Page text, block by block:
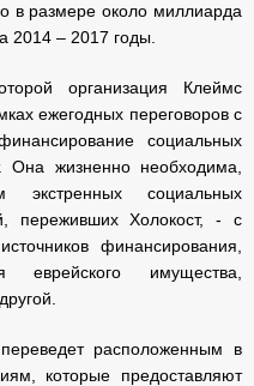
в размере около миллиарда
2014 – 2017 годы.
организация Клеймс
ежегодных переговоров с
социальных
Она жизненно необходима,
социальных
переживших Холокост, - с
финансирования,
еврейского имущества,
расположенным в
которые предоставляют